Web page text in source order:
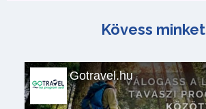
Kövess minket
Gotravel.hu